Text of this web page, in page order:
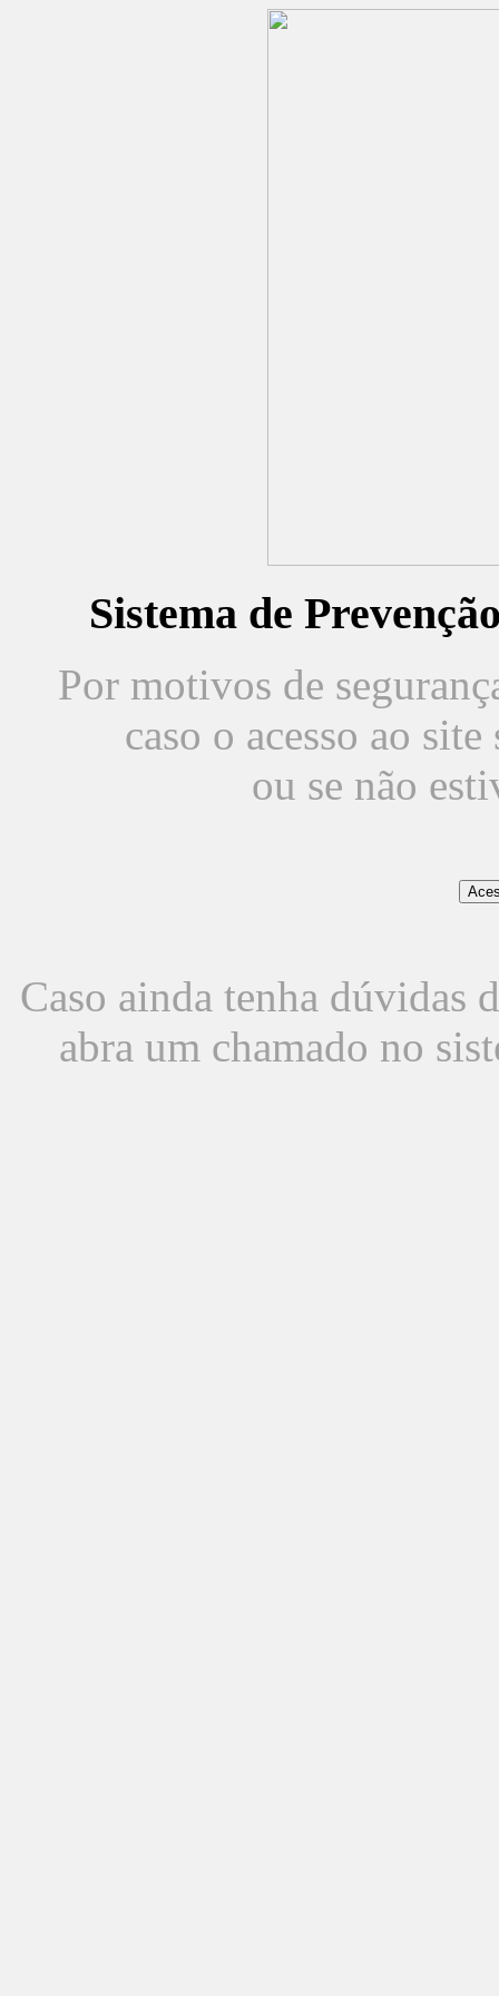
Sistema de
Por motivos de
caso o acesso ao
ou se não
Caso ainda tenha dúvidas
abra um chamado no